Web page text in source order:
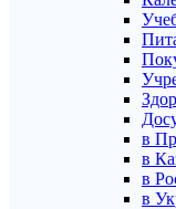
в
в
в
в